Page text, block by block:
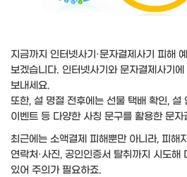
지금까지 인터넷사기·문자결제사기 피해
보겠습니다. 인터넷사기와 문자결제사기
보내세요.
또한, 설 명절 전후에는 선물 택배 확인, 설
이벤트 등 다양한 사칭 문구를 활용한 문
최근에는 소액결제 피해뿐만 아니라, 피해
연락처·사진, 공인인증서 탈취까지 시도해
있어 주의가 필요하죠.